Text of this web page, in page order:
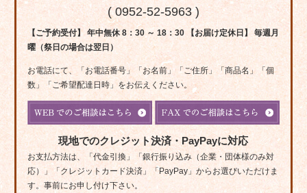
( 0952-52-5963 )
【ご予約受付】 年中無休 8：30 ～ 18：30 【お届け定休日】 毎週月
曜（祭日の場合は翌日）
お電話にて、「お電話番号」「お名前」「ご住所」「商品名」「個
数」「ご希望配達日時」をお伝えください。
現地でのクレジット決済・PayPayに対応
お支払方法は、「代金引換」「銀行振り込み（企業・団体様のみ対
応）」「クレジットカード決済」「PayPay」からお選びいただけま
す。事前にお申し付け下さい。